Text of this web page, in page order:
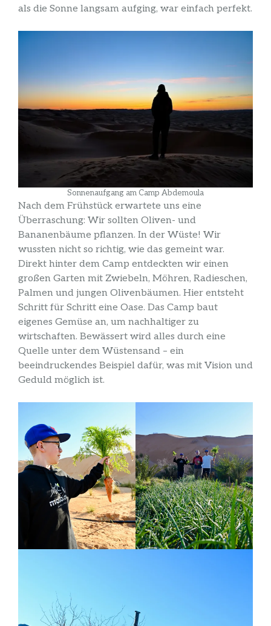
als die Sonne langsam aufging, war einfach perfekt.
Sonnenaufgang am Camp Abdemoula
Nach dem Frühstück erwartete uns eine
Überraschung: Wir sollten Oliven- und
Bananenbäume pflanzen. In der Wüste! Wir
wussten nicht so richtig, wie das gemeint war.
Direkt hinter dem Camp entdeckten wir einen
großen Garten mit Zwiebeln, Möhren, Radieschen,
Palmen und jungen Olivenbäumen. Hier entsteht
Schritt für Schritt eine Oase. Das Camp baut
eigenes Gemüse an, um nachhaltiger zu
wirtschaften. Bewässert wird alles durch eine
Quelle unter dem Wüstensand – ein
beeindruckendes Beispiel dafür, was mit Vision und
Geduld möglich ist.